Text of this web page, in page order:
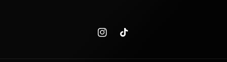
InstagramTikTok